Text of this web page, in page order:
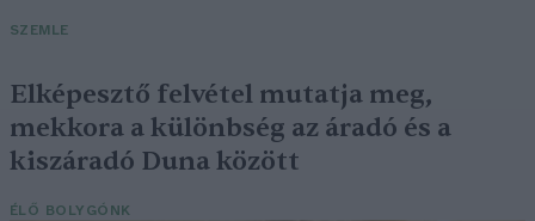
SZEMLE
Elképesztő felvétel mutatja meg,
mekkora a különbség az áradó és a
kiszáradó Duna között
ÉLŐ BOLYGÓNK